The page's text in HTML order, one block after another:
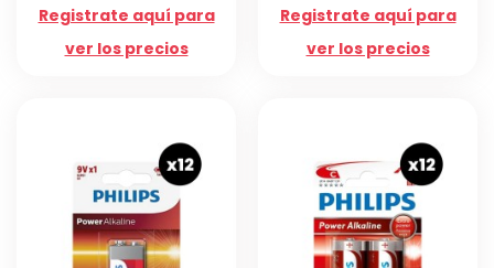
Registrate aquí para
ver los precios
Registrate aquí para
ver los precios